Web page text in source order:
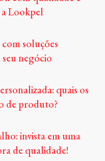
Lookpel
soluções
negócio
quais os
de produto?
invista em uma
de qualidade!